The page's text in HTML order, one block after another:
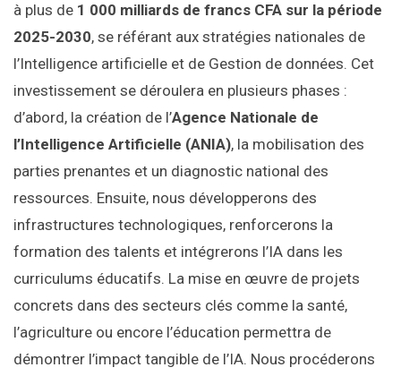
à plus de 1 000 milliards de francs CFA sur la période
2025-2030, se référant aux stratégies nationales de
l’Intelligence artificielle et de Gestion de données. Cet
investissement se déroulera en plusieurs phases :
d’abord, la création de l’Agence Nationale de
l’Intelligence Artificielle (ANIA), la mobilisation des
parties prenantes et un diagnostic national des
ressources. Ensuite, nous développerons des
infrastructures technologiques, renforcerons la
formation des talents et intégrerons l’IA dans les
curriculums éducatifs. La mise en œuvre de projets
concrets dans des secteurs clés comme la santé,
l’agriculture ou encore l’éducation permettra de
démontrer l’impact tangible de l’IA. Nous procéderons